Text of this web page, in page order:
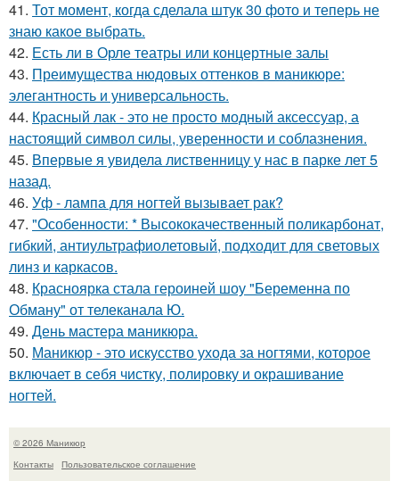
41. Тот момент, когда сделала штук 30 фото и теперь не
знаю какое выбрать.
42. Есть ли в Орле театры или концертные залы
43. Преимущества нюдовых оттенков в маникюре:
элегантность и универсальность.
44. Красный лак - это не просто модный аксессуар, а
настоящий символ силы, уверенности и соблазнения.
45. Впервые я увидела лиственницу у нас в парке лет 5
назад.
46. Уф - лампа для ногтей вызывает рак?
47. "Особенности: * Высококачественный поликарбонат,
гибкий, антиультрафиолетовый, подходит для световых
линз и каркасов.
48. Красноярка стала героиней шоу "Беременна по
Обману" от телеканала Ю.
49. День мастера маникюра.
50. Маникюр - это искусство ухода за ногтями, которое
включает в себя чистку, полировку и окрашивание
ногтей.
© 2026 Маникюр
Контакты
Пользовательское соглашение